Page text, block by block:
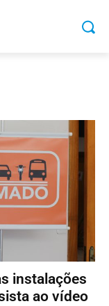
instalações
ao vídeo